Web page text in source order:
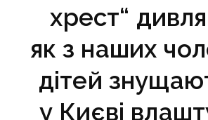
хрест“
як з наших
дітей
у Києві